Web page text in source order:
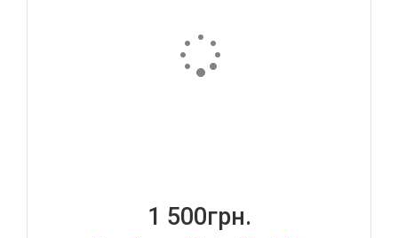
1 500грн.